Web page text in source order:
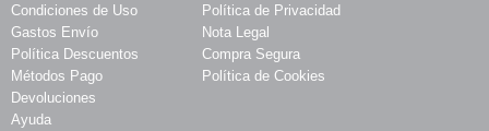
Condiciones de Uso
Gastos Envío
Política Descuentos
Métodos Pago
Devoluciones
Ayuda
Política de Privacidad
Nota Legal
Compra Segura
Política de Cookies